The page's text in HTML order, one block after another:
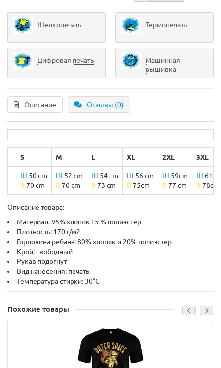
Шелкопечать Термопечать
Цифровая печать
Машинная
вышивка
Описание Отзывы (0)
S M L XL 2XL 3XL
Ш 50 cm
B70 cm
Ш 52 cm
B70 cm
Ш 54 cm
B73 cm
Ш 56 cm
B75cm
Ш 59cm
B77 cm
Ш 61
B78cm
Описание товара:
Материал: 95% хлопок і 5 % полиэстер
Плотность: 170 г/м2
Горловина ребана: 80% хлопок и 20% полиэстер
Крой: свободный
Рукав подогнут
Вид нанесения: печать
Температура стирки: 30°C
Похожие товары